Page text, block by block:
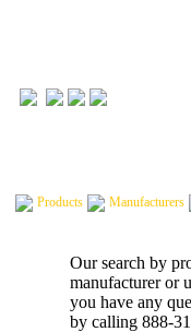
Products Manufacturers
Our search by
manufacturer or
you have any
by calling 888-